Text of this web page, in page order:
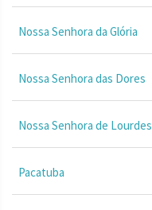
Nossa Senhora da Glória
Nossa Senhora das Dores
Nossa Senhora de Lourdes
Pacatuba